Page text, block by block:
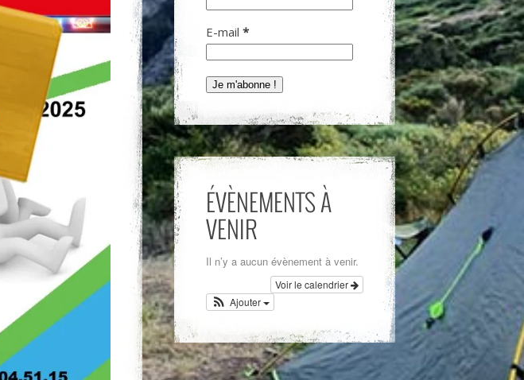
E-mail *
ÉVÈNEMENTS À
VENIR
Il n’y a aucun évènement à venir.
Voir le calendrier
Ajouter